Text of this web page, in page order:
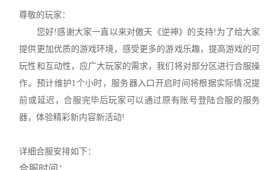
尊敬的玩家：
您好!感谢大家一直以来对傲天《逆神》的支持!为了给大家
提供更加优质的游戏环境，感受更多的游戏乐趣，提高游戏的可
玩性和互动性，应广大玩家的需求，我们将对部分区进行合服操
作。预计维护1个小时，服务器入口开启时间将根据实际情况提
前或延迟，合服完毕后玩家可以通过原有账号登陆合服的服务
器，体验精彩新内容新活动!
详细合服安排如下：